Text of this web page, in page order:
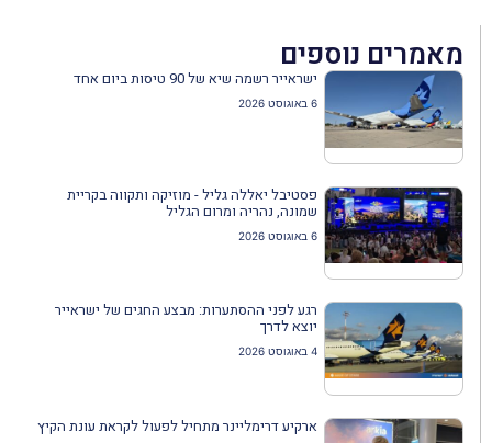
מאמרים נוספים
ישראייר רשמה שיא של 90 טיסות ביום אחד
6 באוגוסט 2026
פסטיבל יאללה גליל - מוזיקה ותקווה בקריית
שמונה, נהריה ומרום הגליל
6 באוגוסט 2026
רגע לפני ההסתערות: מבצע החגים של ישראייר
יוצא לדרך
4 באוגוסט 2026
ארקיע דרימליינר מתחיל לפעול לקראת עונת הקיץ